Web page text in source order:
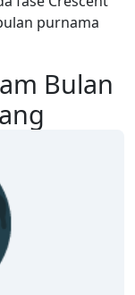
Bulan
purnama